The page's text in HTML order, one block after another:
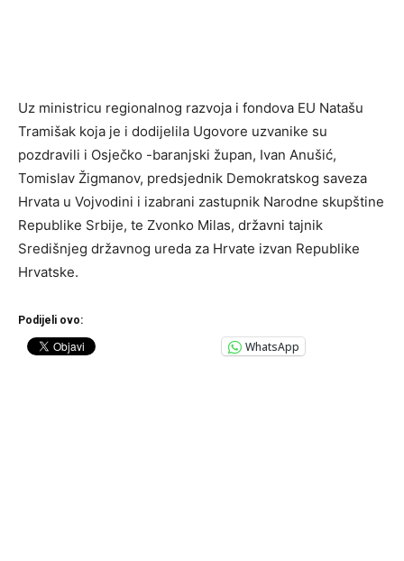
Uz ministricu regionalnog razvoja i fondova EU Natašu
Tramišak koja je i dodijelila Ugovore uzvanike su
pozdravili i Osječko -baranjski župan, Ivan Anušić,
Tomislav Žigmanov, predsjednik Demokratskog saveza
Hrvata u Vojvodini i izabrani zastupnik Narodne skupštine
Republike Srbije, te Zvonko Milas, državni tajnik
Središnjeg državnog ureda za Hrvate izvan Republike
Hrvatske.
Podijeli ovo:
WhatsApp